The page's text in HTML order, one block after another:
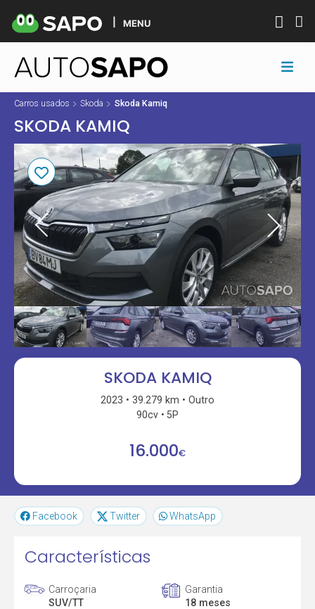
MENU
Carros usados Skoda Skoda Kamiq
SKODA KAMIQ
SKODA KAMIQ
2023 39.279 km
Outro
90cv
5P
16.000€
Facebook Twitter WhatsApp
Características
Carroçaria
SUV/TT
Garantia
18 meses